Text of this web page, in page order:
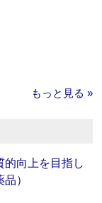
もっと見る »
的向上を目指し
）